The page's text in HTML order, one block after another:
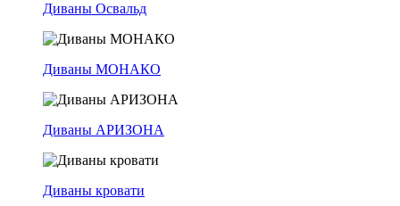
Диваны Освальд
Диваны МОНАКО
Диваны АРИЗОНА
Диваны кровати